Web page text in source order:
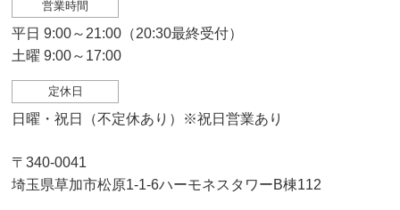
営業時間
平日 9:00～21:00（20:30最終受付）
土曜 9:00～17:00
定休日
日曜・祝日（不定休あり）※祝日営業あり
〒340-0041
埼玉県草加市松原1-1-6ハーモネスタワーB棟112